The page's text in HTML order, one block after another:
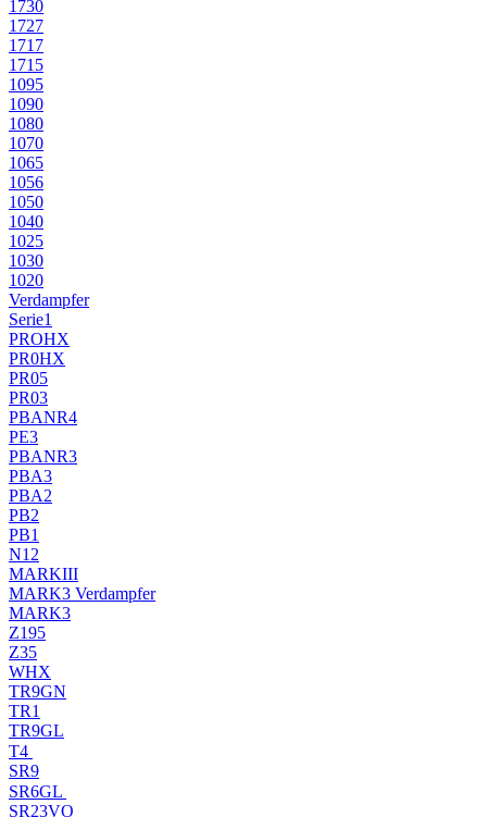
1730
1727
1717
1715
1095
1090
1080
1070
1065
1056
1050
1040
1025
1030
1020
Verdampfer
Serie1
PROHX
PR0HX
PR05
PR03
PBANR4
PE3
PBANR3
PBA3
PBA2
PB2
PB1
N12
MARKIII
MARK3 Verdampfer
MARK3
Z195
Z35
WHX
TR9GN
TR1
TR9GL
T4
SR9
SR6GL
SR23VO